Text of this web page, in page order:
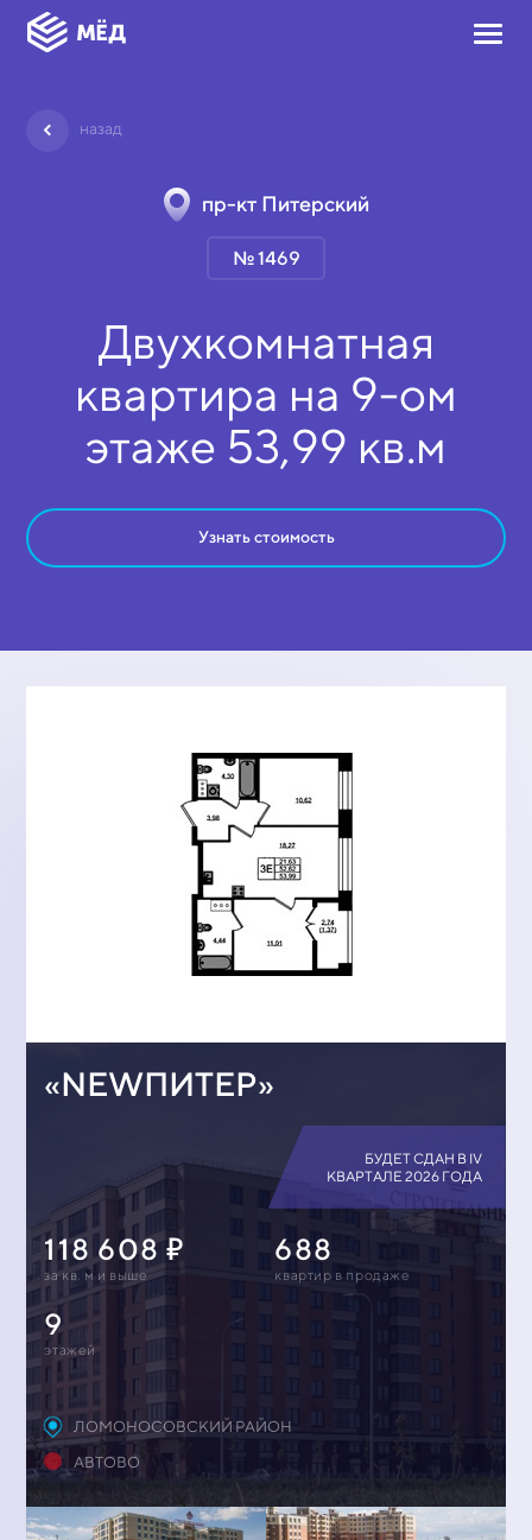
назад
пр-кт Питерский
№ 1469
Двухкомнатная
квартира на 9-ом
этаже 53,99 кв.м
Узнать стоимость
«NEWПИТЕР»
БУДЕТ СДАН В IV
КВАРТАЛЕ 2026 ГОДА
118 608
за кв. м и выше
688
квартир в продаже
9
этажей
ЛОМОНОСОВСКИЙ РАЙОН
АВТОВО